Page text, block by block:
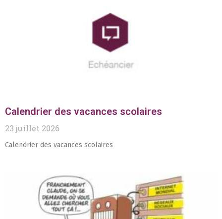
Calendrier des vacances scolaires
23 juillet 2026
Calendrier des vacances scolaires